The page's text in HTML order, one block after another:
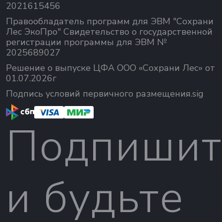
2021615456
Правообладатель программ для ЭВМ "Сохрани
Лес ЭкоПро" Свидетельство о государственной
регистрации программы для ЭВМ №
2025689027
Решение о выпуске ЦФА ООО «Сохрани Лес» от
01.07.2026г
Подпись условий первичного размещения.sig
и будьте